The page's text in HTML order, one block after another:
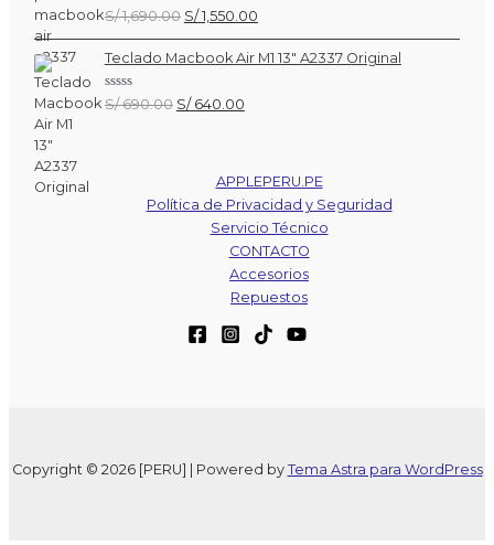
S/ 1,690.00.
Valorado
con
0
de
5
S/1,690.00 El
precio
original
S/ 1,690.00.
S/1,550.00El
precio
actual
Teclado Macbook Air M1 13″ A2337 Original
Valorado
con
S/690.00 El
S/ 690.00.
S/640.00El
S/ 640.00.
APPLEPERU.PE
Política de Privacidad y Seguridad
Servicio Técnico
CONTACTO
Accesorios
Repuestos
Copyright © 2026 [PERU] | Powered by Tema Astra para WordPress